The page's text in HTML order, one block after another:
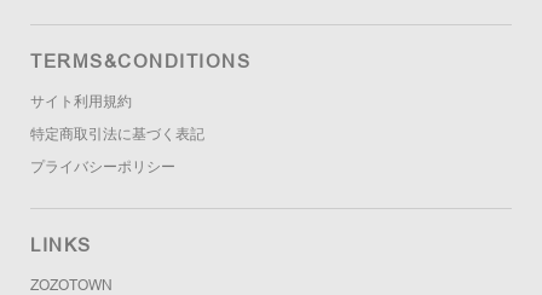
TERMS&CONDITIONS
サイト利用規約
特定商取引法に基づく表記
プライバシーポリシー
LINKS
ZOZOTOWN